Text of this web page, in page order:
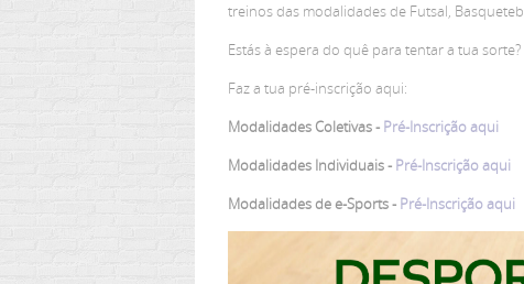
treinos das modalidades de Futsal,
Estás à espera do quê para tentar a tua sorte?
Faz a tua pré-inscrição aqui:
Modalidades Coletivas - Pré-Inscrição aqui
Modalidades Individuais - Pré-Inscrição aqui
Modalidades de e-Sports - Pré-Inscrição aqui